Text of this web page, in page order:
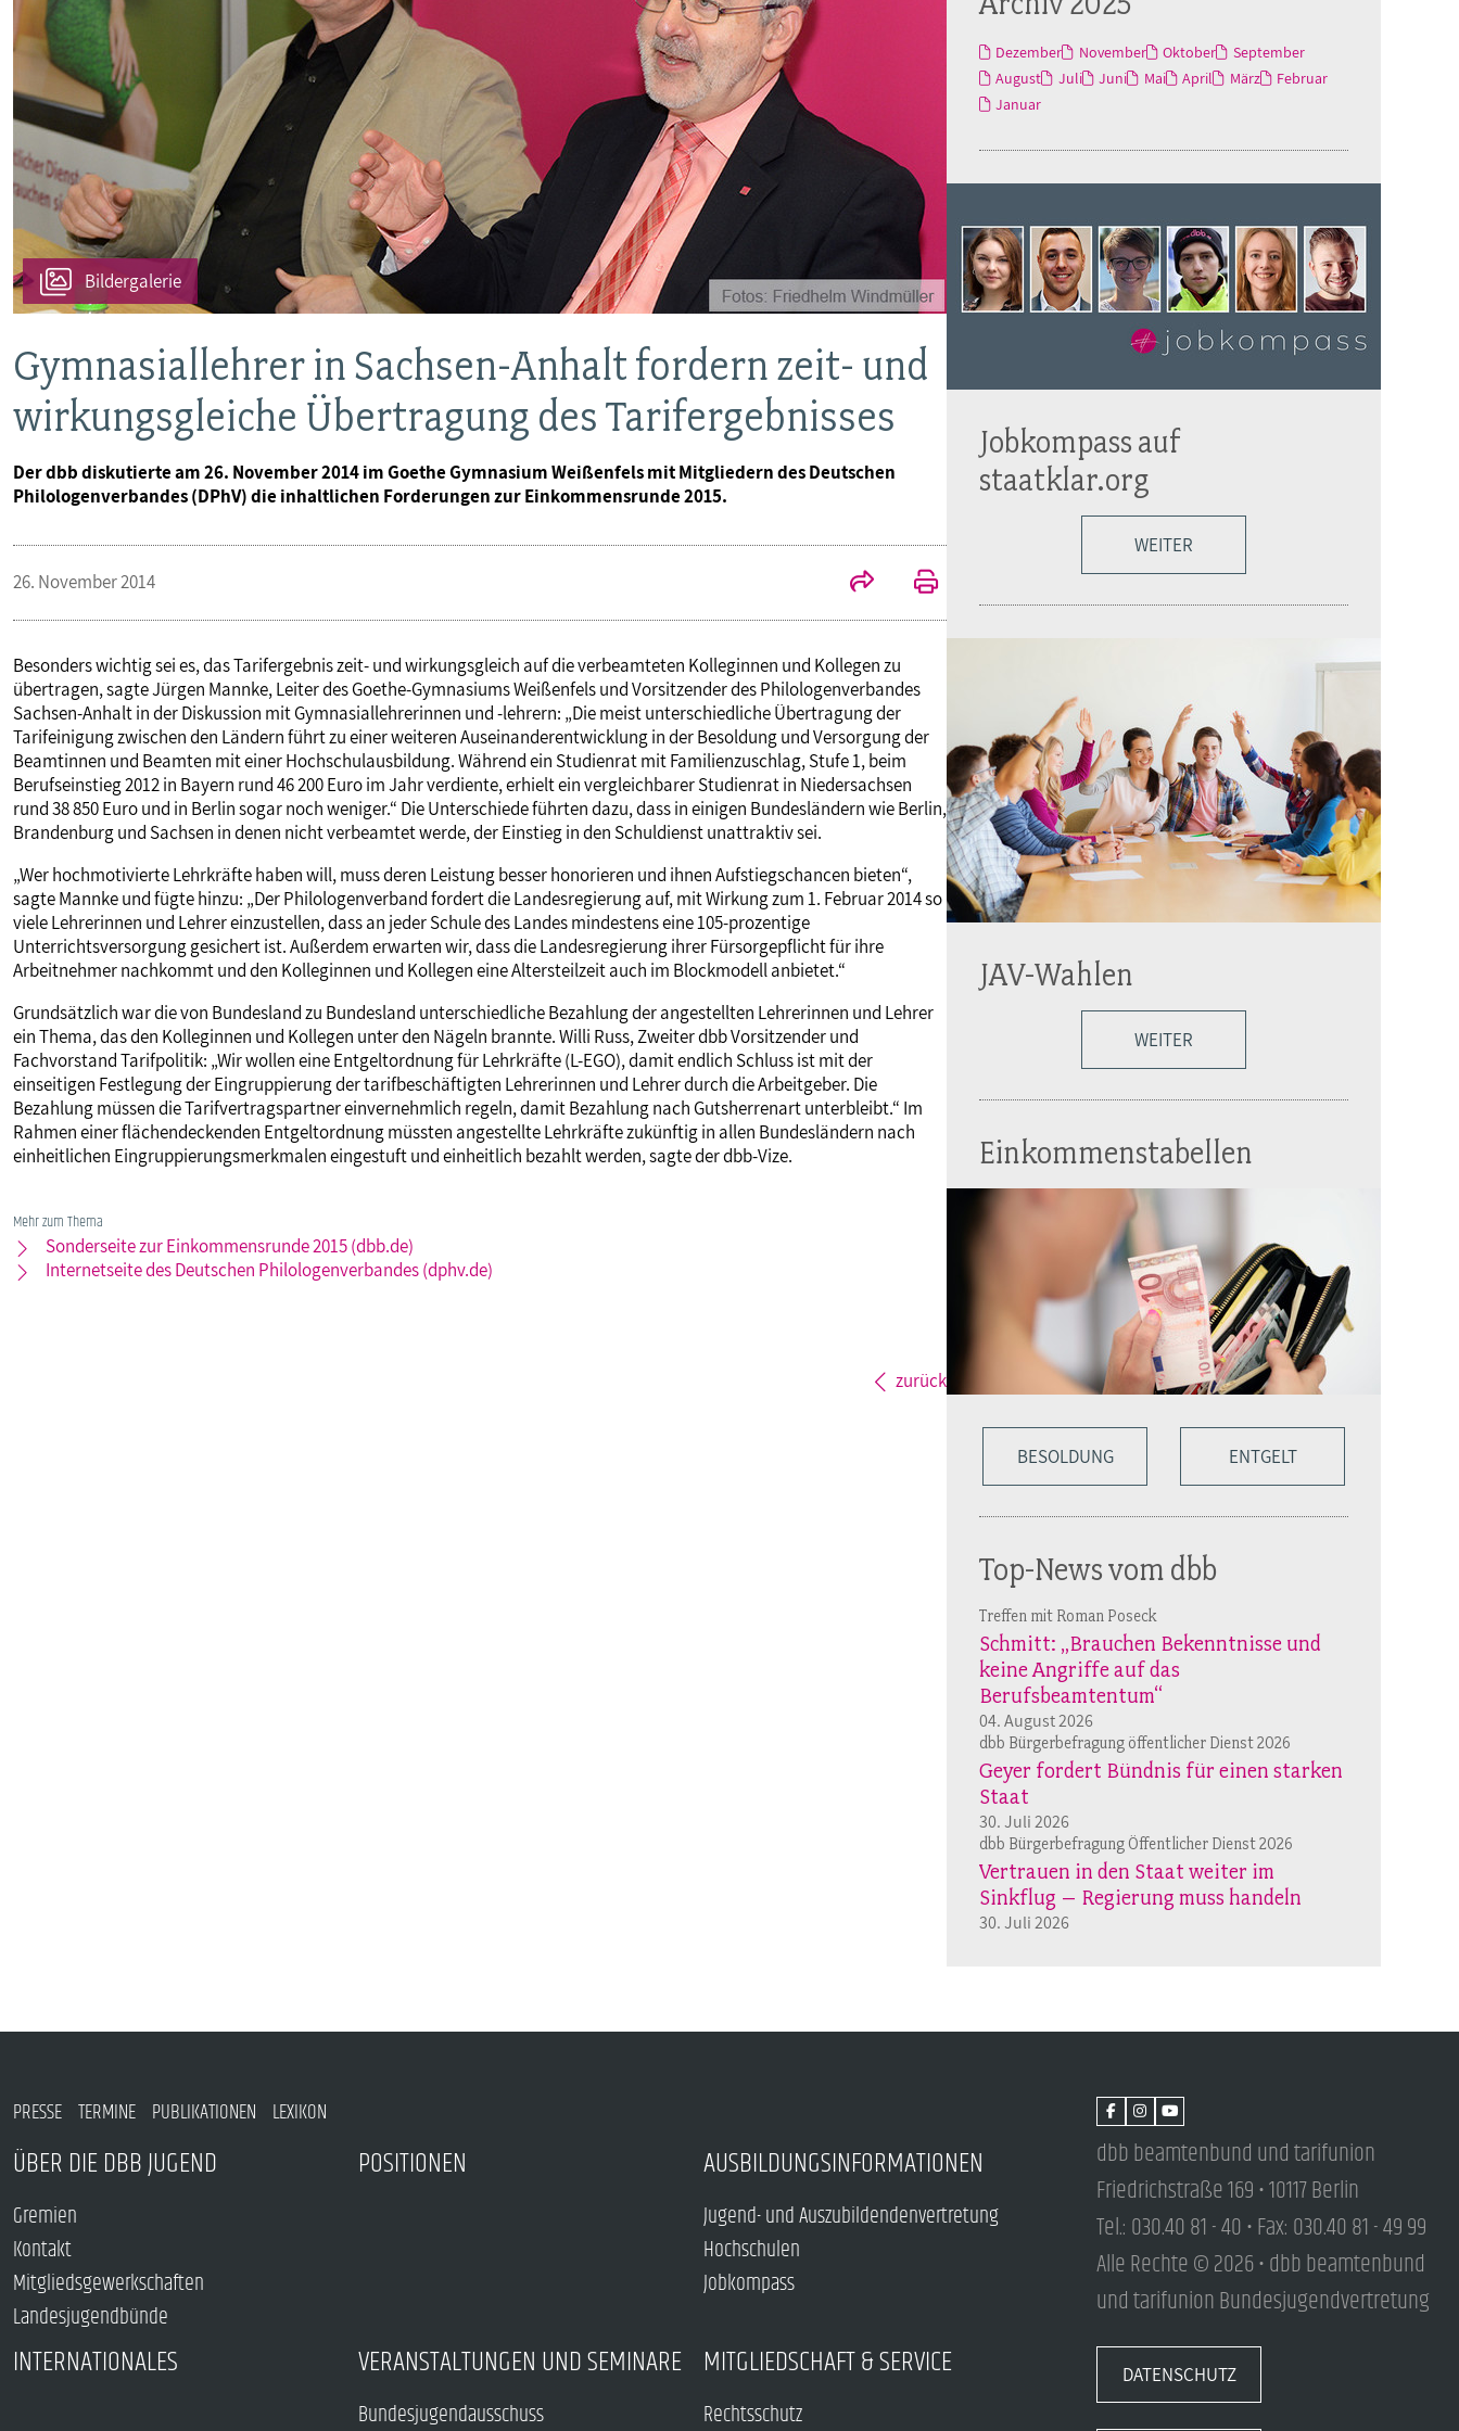
Landesjugendbünde
VERANSTALTUNGEN UND SEMINARE
Ideencampus
Parlamentarisches Sommerfest
MITGLIEDSCHAFT & SERVICE
Akademie
Verlag
Bildergalerie
Gymnasiallehrer in Sachsen-Anhalt fordern zeit- und
wirkungsgleiche Übertragung des Tarifergebnisses
Der dbb diskutierte am 26. November 2014 im Goethe Gymnasium Weißenfels mit Mitgliedern des Deutschen
Philologenverbandes (DPhV) die inhaltlichen Forderungen zur Einkommensrunde 2015.
26. November 2014
Besonders wichtig sei es, das Tarifergebnis zeit- und wirkungsgleich auf die verbeamteten Kolleginnen und Kollegen zu
übertragen, sagte Jürgen Mannke, Leiter des Goethe-Gymnasiums Weißenfels und Vorsitzender des Philologenverbandes
Sachsen-Anhalt in der Diskussion mit Gymnasiallehrerinnen und -lehrern: „Die meist unterschiedliche Übertragung der
Tarifeinigung zwischen den Ländern führt zu einer weiteren Auseinanderentwicklung in der Besoldung und Versorgung der
Beamtinnen und Beamten mit einer Hochschulausbildung. Während ein Studienrat mit Familienzuschlag, Stufe 1, beim
Berufseinstieg 2012 in Bayern rund 46 200 Euro im Jahr verdiente, erhielt ein vergleichbarer Studienrat in Niedersachsen
rund 38 850 Euro und in Berlin sogar noch weniger.“ Die Unterschiede führten dazu, dass in einigen Bundesländern wie Berlin,
Brandenburg und Sachsen in denen nicht verbeamtet werde, der Einstieg in den Schuldienst unattraktiv sei.
„Wer hochmotivierte Lehrkräfte haben will, muss deren Leistung besser honorieren und ihnen Aufstiegschancen bieten“,
sagte Mannke und fügte hinzu: „Der Philologenverband fordert die Landesregierung auf, mit Wirkung zum 1. Februar 2014 so
viele Lehrerinnen und Lehrer einzustellen, dass an jeder Schule des Landes mindestens eine 105-prozentige
Unterrichtsversorgung gesichert ist. Außerdem erwarten wir, dass die Landesregierung ihrer Fürsorgepflicht für ihre
Arbeitnehmer nachkommt und den Kolleginnen und Kollegen eine Altersteilzeit auch im Blockmodell anbietet.“
Grundsätzlich war die von Bundesland zu Bundesland unterschiedliche Bezahlung der angestellten Lehrerinnen und Lehrer
ein Thema, das den Kolleginnen und Kollegen unter den Nägeln brannte. Willi Russ, Zweiter dbb Vorsitzender und
Fachvorstand Tarifpolitik: „Wir wollen eine Entgeltordnung für Lehrkräfte (L-EGO), damit endlich Schluss ist mit der
einseitigen Festlegung der Eingruppierung der tarifbeschäftigten Lehrerinnen und Lehrer durch die Arbeitgeber. Die
Bezahlung müssen die Tarifvertragspartner einvernehmlich regeln, damit Bezahlung nach Gutsherrenart unterbleibt.“ Im
Rahmen einer flächendeckenden Entgeltordnung müssten angestellte Lehrkräfte zukünftig in allen Bundesländern nach
einheitlichen Eingruppierungsmerkmalen eingestuft und einheitlich bezahlt werden, sagte der dbb-Vize.
Mehr zum Thema
Sonderseite zur Einkommensrunde 2015 (dbb.de)
Internetseite des Deutschen Philologenverbandes (dphv.de)
zurück
Dezember November Oktober
September
August
Juli Juni Mai April März
Februar
Januar
Jobkompass auf
staatklar.org
WEITER
JAV-Wahlen
WEITER
Einkommenstabellen
BESOLDUNG ENTGELT
Top-News vom dbb
Treffen mit Roman Poseck
Schmitt: „Brauchen Bekenntnisse und
keine Angriffe auf das
Berufsbeamtentum“
04. August 2026
dbb Bürgerbefragung öffentlicher Dienst 2026
Geyer fordert Bündnis für einen starken
Staat
30. Juli 2026
dbb Bürgerbefragung Öffentlicher Dienst 2026
Vertrauen in den Staat weiter im
Sinkflug – Regierung muss handeln
30. Juli 2026
PRESSE TERMINE PUBLIKATIONEN LEXIKON
ÜBER DIE DBB JUGEND
Gremien
Kontakt
Mitgliedsgewerkschaften
Landesjugendbünde
POSITIONEN AUSBILDUNGSINFORMATIONEN
Jugend- und Auszubildendenvertretung
Hochschulen
Jobkompass
INTERNATIONALES VERANSTALTUNGEN UND SEMINARE
Bundesjugendausschuss
MITGLIEDSCHAFT & SERVICE
Rechtsschutz
dbb beamtenbund und tarifunion
Friedrichstraße 169 • 10117 Berlin
Tel.: 030.40 81 - 40 • Fax: 030.40 81 - 49 99
Alle Rechte © 2026 • dbb beamtenbund
und tarifunion Bundesjugendvertretung
DATENSCHUTZ